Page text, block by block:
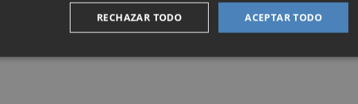
de gasto: eventos que tuvieron cabida
ACEPTAR TODO
RECHAZAR TODO